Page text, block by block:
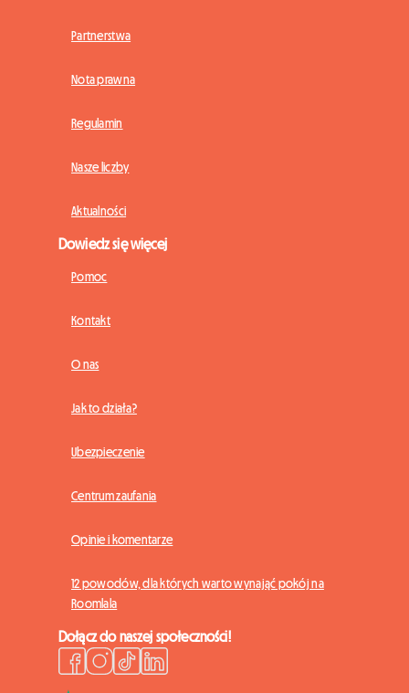
Partnerstwa
Nota prawna
Regulamin
Nasze liczby
Aktualności
Dowiedz się więcej
Pomoc
Kontakt
O nas
Jak to działa?
Ubezpieczenie
Centrum zaufania
Opinie i komentarze
12 powodów, dla których warto wynająć pokój na
Roomlala
Dołącz do naszej społeczności!